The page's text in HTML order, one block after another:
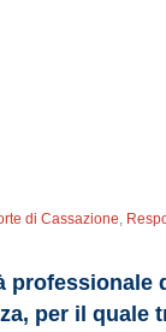
di Cassazione,
professionale
per il quale